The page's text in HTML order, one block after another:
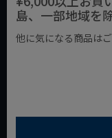
島、一部地域を除
他に気になる商品は